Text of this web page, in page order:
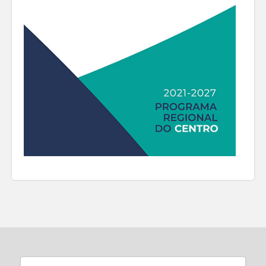
Relativamente à Região Centro, no mercado
de trabalho, neste trimestre, continuou a
assistir-se a uma redução significativa do
desemprego e a um aumento do emprego
regional. Também a taxa de atividade e a
população ativa cresceram ligeiramente, em
termos homólogos, por contraste com a
população inativa que continuou a diminuir.
Já o salário médio líquido mensal dos
com o trabalho superaram os do trimestre